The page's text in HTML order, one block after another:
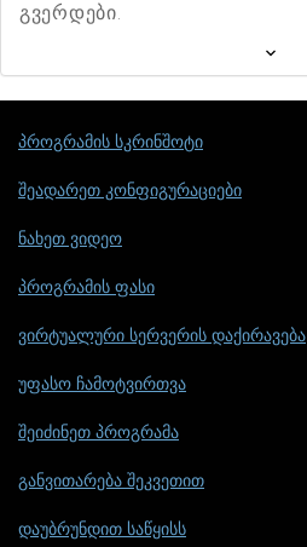
გვერდები.
პროგრამის სკრინშოტი
შეადარეთ კონფიგურაციები
ნახეთ ვიდეო
პროგრამის ფასი
ვირტუალური სერვერის დაქირავება
უფასო ჩამოტვირთვა
შეიძინეთ პროგრამა
განვითარება შეკვეთით
დაუბრუნდით საწყისს